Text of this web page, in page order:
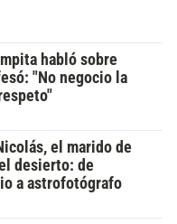
habló sobre
"No negocio la
el marido de
desierto: de
a astrofotógrafo